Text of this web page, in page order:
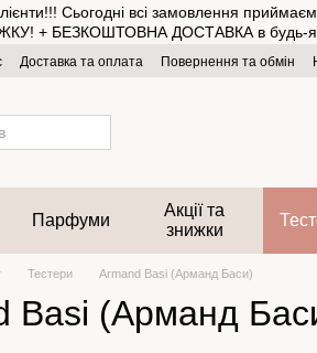
контентуСьогодні всі замовлення
+ БЕЗКОШТОВНА ДОСТАВКА в будь-яку
Доставка та оплата Повернення та обмін
Парфуми
Акції та
знижки
Тестери Armand Basi (Арманд Баси)
Basi (Арманд